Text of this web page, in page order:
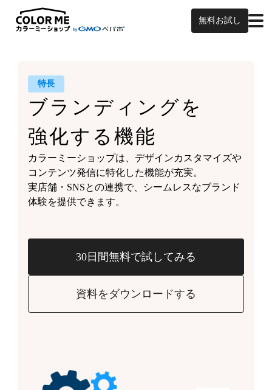
無料お試し
特長
ブランディングを
強化する機能
カラーミーショップは、 デザインカスタマイズや
コンテンツ発信に特化した機能が充実。
実店舗・SNSとの連携で、 シームレスなブランド
体験を提供できます。
30日間無料で試してみる
資料をダウンロードする